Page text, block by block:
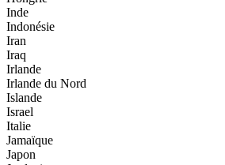
Inde
Indonésie
Iran
Iraq
Irlande
Irlande du Nord
Islande
Israel
Italie
Jamaïque
Japon